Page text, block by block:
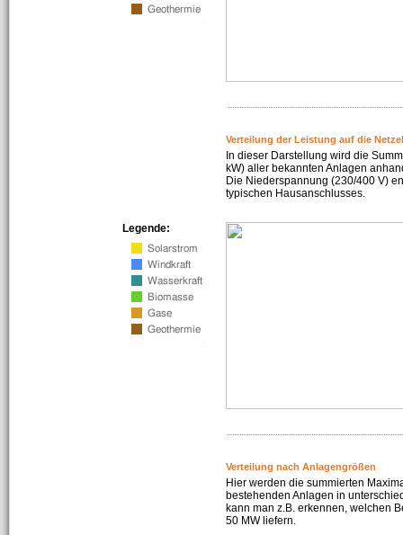
Verteilung der Leistung auf die
In dieser Darstellung wird die
kW) aller bekannten Anlagen
Die Niederspannung (230/400 V)
typischen Hausanschlusses.
Legende:
Verteilung nach Anlagengrößen
Hier werden die summierten
bestehenden Anlagen in
kann man z.B. erkennen, welchen
50 MW liefern.